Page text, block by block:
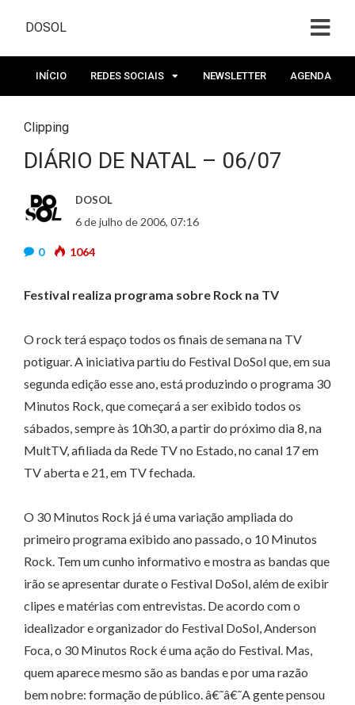
DOSOL
INÍCIO REDES SOCIAIS NEWSLETTER AGENDA
Clipping
DIÁRIO DE NATAL – 06/07
DOSOL
6 de julho de 2006, 07:16
0 1064
Festival realiza programa sobre Rock na TV
O rock terá espaço todos os finais de semana na TV
potiguar. A iniciativa partiu do Festival DoSol que, em sua
segunda edição esse ano, está produzindo o programa 30
Minutos Rock, que começará a ser exibido todos os
sábados, sempre às 10h30, a partir do próximo dia 8, na
MultTV, afiliada da Rede TV no Estado, no canal 17 em
TV aberta e 21, em TV fechada.
O 30 Minutos Rock já é uma variação ampliada do
primeiro programa exibido ano passado, o 10 Minutos
Rock. Tem um cunho informativo e mostra as bandas que
irão se apresentar durate o Festival DoSol, além de exibir
clipes e matérias com entrevistas. De acordo com o
idealizador e organizador do Festival DoSol, Anderson
Foca, o 30 Minutos Rock é uma ação do Festival. Mas,
quem aparece mesmo são as bandas e por uma razão
bem nobre: formação de público. â€˜â€˜A gente pensou